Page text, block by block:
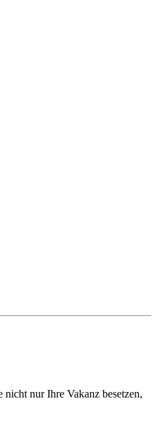
nur Ihre Vakanz besetzen,